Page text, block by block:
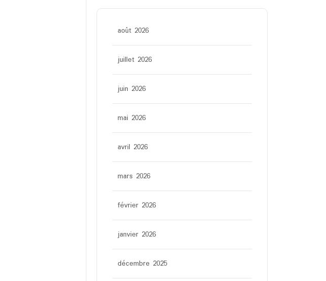
août 2026
juillet 2026
juin 2026
mai 2026
avril 2026
mars 2026
février 2026
janvier 2026
décembre 2025